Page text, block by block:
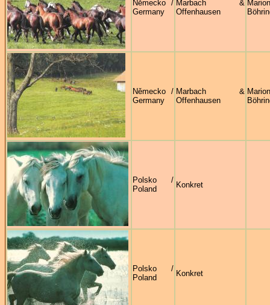
Německo /
Germany
Marbach &
Offenhausen
Marion
Německo /
Germany
Marbach &
Offenhausen
Marion
Polsko /
Poland
Konkret
Polsko /
Poland
Konkret